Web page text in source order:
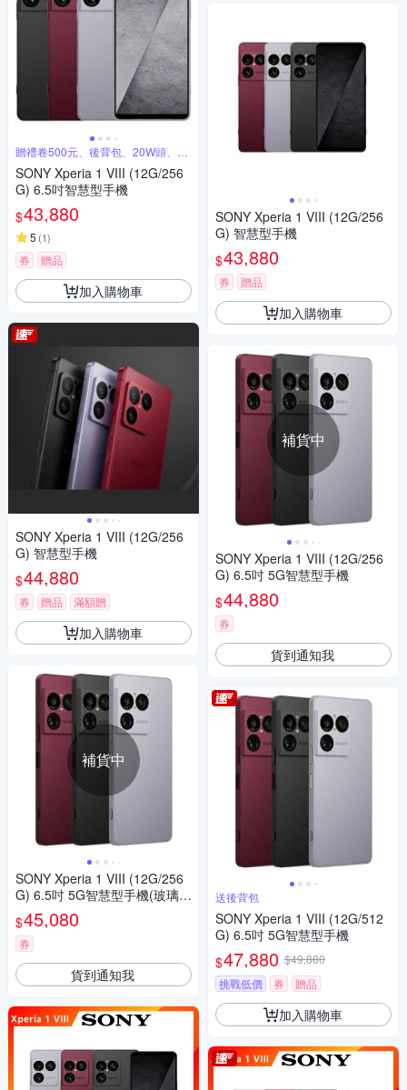
贈禮卷500元、後背包、20W頭、保
溫杯
SONY Xperia 1 VIII (12G/256
G) 6.5吋智慧型手機
$43,880
5 (1)
券 贈品
加入購物車
SONY Xperia 1 VIII (12G/256
G) 智慧型手機
$44,880
券 贈品 滿額贈
加入購物車
補貨中
SONY Xperia 1 VIII (12G/256
G) 6.5吋 5G智慧型手機(玻璃貼
+保護殼組合)
$45,080
券
貨到通知我
SONY Xperia 1 VIII (12G/256
G) 智慧型手機
$43,880
券 贈品
加入購物車
補貨中
SONY Xperia 1 VIII (12G/256
G) 6.5吋 5G智慧型手機
$44,880
券
貨到通知我
送後背包
SONY Xperia 1 VIII (12G/512
G) 6.5吋 5G智慧型手機
$47,880 $49,880
挑戰低價
券 贈品
加入購物車